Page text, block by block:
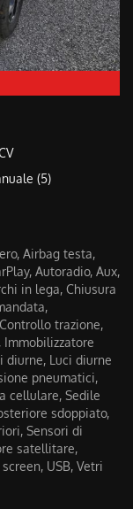
(5)
Airbag testa,
Autoradio, Aux,
in lega, Chiusura
trazione,
Immobilizzatore
diurne, Luci diurne
pneumatici,
cellulare, Sedile
sdoppiato,
Sensori di
satellitare,
USB, Vetri
utente